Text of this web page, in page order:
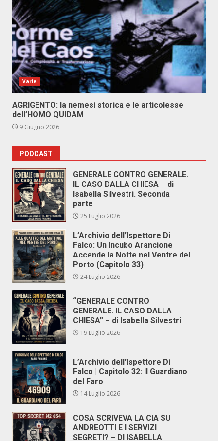
Varie
AGRIGENTO: la nemesi storica e le articolesse
dell’HOMO QUIDAM
9 Giugno 2026
PODCAST
GENERALE CONTRO GENERALE.
IL CASO DALLA CHIESA – di
Isabella Silvestri. Seconda
parte
25 Luglio 2026
L’Archivio dell’Ispettore Di
Falco: Un Incubo Arancione
Accende la Notte nel Ventre del
Porto (Capitolo 33)
24 Luglio 2026
“GENERALE CONTRO
GENERALE. IL CASO DALLA
CHIESA” – di Isabella Silvestri
19 Luglio 2026
L’Archivio dell’Ispettore Di
Falco | Capitolo 32: Il Guardiano
del Faro
14 Luglio 2026
COSA SCRIVEVA LA CIA SU
ANDREOTTI E I SERVIZI
SEGRETI? – DI ISABELLA